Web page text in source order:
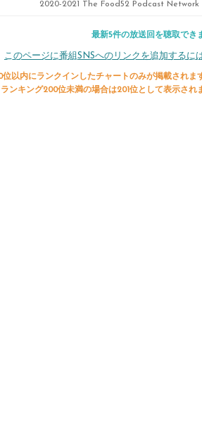
2020-2021 The Food52 Podcast Network
最新5件の放送回を聴取でき
このページに番組SNSへのリンクを追加するに
位以内にランクインしたチャートのみが掲載されま
ランキング200位未満の場合は201位として表示され